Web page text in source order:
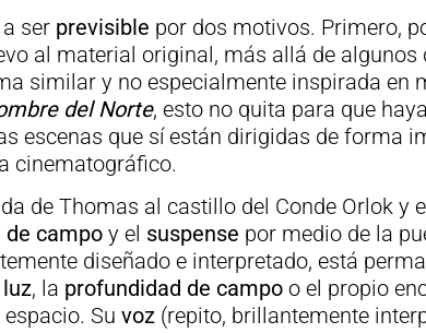
ser previsible por dos motivos. Primero,
al material original, más allá de algunos
similar y no especialmente inspirada en
del Norte, esto no quita para que haya
escenas que sí están dirigidas de forma
cinematográfico.
de Thomas al castillo del Conde Orlok y
de campoy el suspense por medio de la
diseñado e interpretado, está
luz, la profundidad de campoo el propio
Su voz (repito, brillantemente